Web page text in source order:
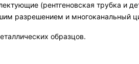
(рентгеновская трубка и
разрешением и многоканальный
образцов.